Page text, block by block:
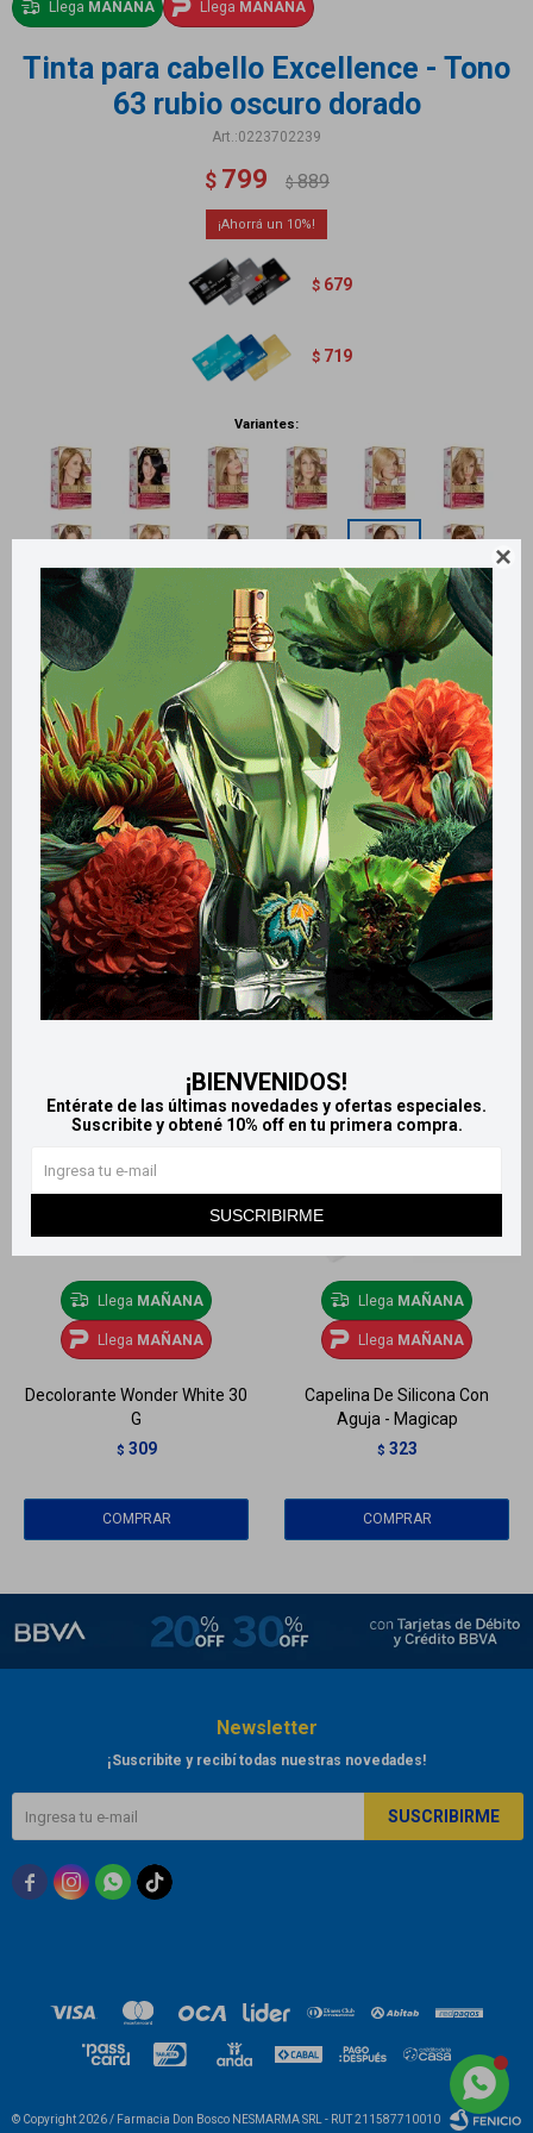

¡BIENVENIDOS!
Entérate de las últimas novedades y ofertas especiales.
Suscribite y obtené 10% off en tu primera compra.
SUSCRIBIRME
Llega MAÑANA Llega MAÑANA
Tinta para cabello Excellence - Tono
63 rubio oscuro dorado
0223702239
$ 799 $ 889
10
$ 679
$ 719
Variantes:
Métodos y costos de envío
Retiros gratuitos en tiendas
Productos que te pueden interesar
Llega MAÑANA
Llega MAÑANA
Decolorante Wonder White 30
G
$ 309
Llega MAÑANA
Llega MAÑANA
Capelina De Silicona Con
Aguja - Magicap
$ 323
Newsletter
¡Suscribite y recibí todas nuestras novedades!
SUSCRIBIRME
  
© Copyright 2026 / Farmacia Don Bosco NESMARMA SRL - RUT 211587710010